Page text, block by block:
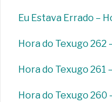
Eu Estava Errado –
Hora do Texugo 262
Hora do Texugo 261
Hora do Texugo 260